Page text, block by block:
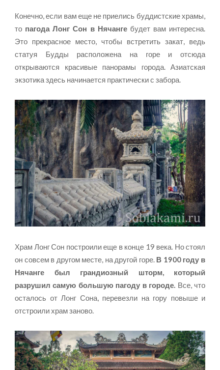
Конечно, если вам еще не приелись буддистские храмы,
то пагода Лонг Сон в Нячангебудет вам интересна.
Это прекрасное место, чтобы встретить закат, ведь
статуя Будды расположена на горе и отсюда
открываются красивые панорамы города. Азиатская
экзотика здесь начинается практически с забора.
Храм Лонг Сон построили еще в конце 19 века. Но стоял
он совсем в другом месте, на другой горе. В 1900 году в
Нячанге был грандиозный шторм, который
разрушил самую большую пагоду в городе. Все, что
осталось от Лонг Сона, перевезли на гору повыше и
отстроили храм заново.